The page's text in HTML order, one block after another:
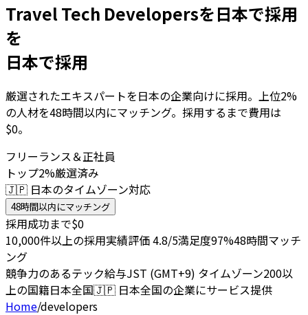
Travel Tech Developersを日本で採用
を
日本で採用
厳選されたエキスパートを日本の企業向けに採用。上位2%
の人材を48時間以内にマッチング。採用するまで費用は
$0。
フリーランス＆正社員
トップ2%厳選済み
🇯🇵 日本のタイムゾーン対応
48時間以内にマッチング
採用成功まで$0
10,000件以上の採用実績評価 4.8/5満足度97%48時間マッチ
ング
競争力のあるテック給与JST (GMT+9) タイムゾーン200以
上の国籍日本全国🇯🇵 日本全国の企業にサービス提供
Home/developers